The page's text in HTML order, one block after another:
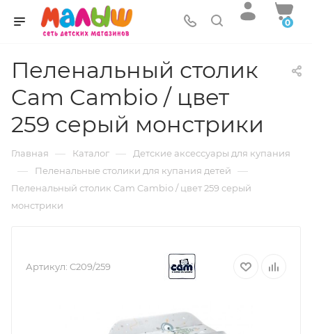
0
Пеленальный столик
Cam Cambio / цвет
259 серый монстрики
Главная — Каталог — Детские аксессуары для купания
— Пеленальные столики для купания детей —
Пеленальный столик Cam Cambio / цвет 259 серый
монстрики
Артикул: C209/259